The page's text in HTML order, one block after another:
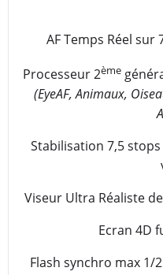
AF Temps Réel sur
Processeur 2ème
(EyeAF, Animaux,
Stabilisation 7,5
Viseur Ultra Réaliste
Ecran 4D
Flash synchro max 1/